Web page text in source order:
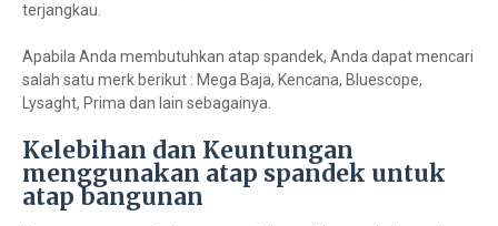
terjangkau.
Apabila Anda membutuhkan atap spandek, Anda dapat mencari
salah satu merk berikut : Mega Baja, Kencana, Bluescope,
Lysaght, Prima dan lain sebagainya.
Kelebihan dan Keuntungan
menggunakan atap spandek untuk
atap bangunan